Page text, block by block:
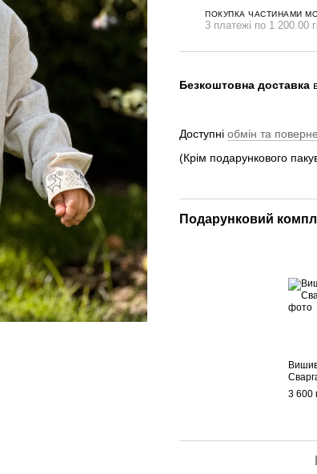
ПОКУПКА ЧАСТИНАМИ
3 платежі по 1 200.00
Безкоштовна доставка
Доступні обмін та
(Крім подарункового
Подарунковий
3 600